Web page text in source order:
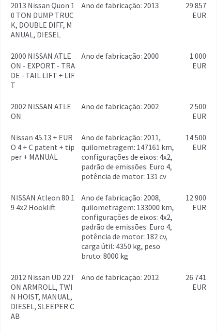
2013 Nissan Quon 1
0 TON DUMP TRUC
K, DOUBLE DIFF, M
ANUAL, DIESEL
ano de fabricação: 2013
29 857
EUR
2000 NISSAN ATLE
ON - EXPORT - TRA
DE - TAIL LIFT + LIF
T
ano de fabricação: 2000
1 000
EUR
2002 NISSAN ATLE
ON
ano de fabricação: 2002
2 500
EUR
Nissan 45.13 + EUR
O 4 + C patent + tip
per + MANUAL
ano de fabricação: 2011,
quilometragem: 147161 km,
configurações de eixos: 4x2,
padrão de emissões: Euro 4,
potência de motor: 131 cv
14 500
EUR
NISSAN Atleon 80.1
9 4x2 Hooklift
ano de fabricação: 2008,
quilometragem: 133000 km,
configurações de eixos: 4x2,
padrão de emissões: Euro 4,
potência de motor: 182 cv,
carga útil: 4350 kg, peso
bruto: 8000 kg
12 900
EUR
2012 Nissan UD 22T
ON ARMROLL, TWI
N HOIST, MANUAL,
DIESEL, SLEEPER C
AB
ano de fabricação: 2012
26 741
EUR